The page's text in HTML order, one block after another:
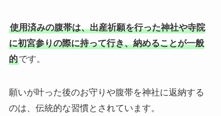
使用済みの腹帯は、出産祈願を行った神社や寺院
に初宮参りの際に持って行き、納めることが一般
的です。
願いが叶った後のお守りや腹帯を神社に返納する
のは、伝統的な習慣とされています。